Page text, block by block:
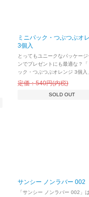
ミニパック・つぶつぶオ
3個入
とってもユニークなパッケー
ンでプレゼントにも最適な？
ック・つぶつぶオレンジ 3個入
定価：540円(内税)
SOLD OUT
サンシー ノンラバー 002
「サンシー ノンラバー 002」